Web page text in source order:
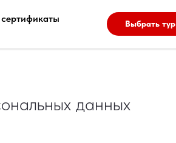
Выбрать тур
данных